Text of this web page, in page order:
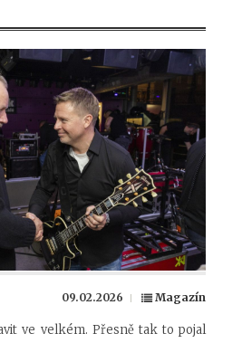
09.02.2026 Magazín
ve velkém. Přesně tak to pojal